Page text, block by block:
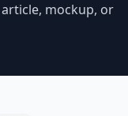
mockup, or